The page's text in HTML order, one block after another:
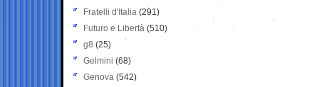
Fratelli d'Italia (291)
Futuro e Libertà (510)
g8 (25)
Gelmini (68)
Genova (542)